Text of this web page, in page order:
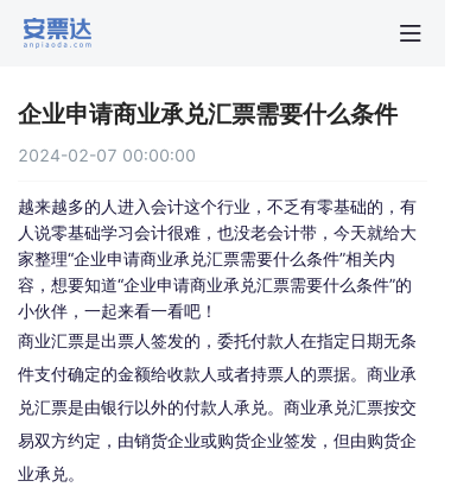
企业申请商业承兑汇票需要什么条件
2024-02-07 00:00:00
越来越多的人进入会计这个行业，不乏有零基础的，有
人说零基础学习会计很难，也没老会计带，今天就给大
家整理“企业申请商业承兑汇票需要什么条件”相关内
容，想要知道“企业申请商业承兑汇票需要什么条件”的
小伙伴，一起来看一看吧！
商业汇票是出票人签发的，委托付款人在指定日期无条
件支付确定的金额给收款人或者持票人的票据。商业承
兑汇票是由银行以外的付款人承兑。商业承兑汇票按交
易双方约定，由销货企业或购货企业签发，但由购货企
业承兑。